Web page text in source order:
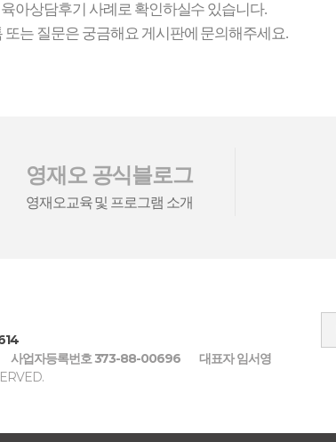
아상담후기 사례로 확인하실수 있습니다.
는 질문은 궁금해요 게시판에 문의해주세요.
영재오 공식블로그
영재오교육 및 프로그램 소개
사업자등록번호373-88-00696 대표자 임서영